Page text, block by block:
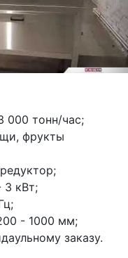
000 тонн/час;
фрукты
3 кВт;
- 1000 мм;
заказу.